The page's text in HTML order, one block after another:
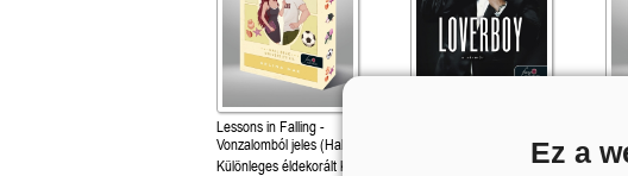
Lessons in Falling -
Vonzalomból jeles (Hall Beck
University 3.)
Különleges éldekorált kiadás!
Önállóan is olvasható!Ez a